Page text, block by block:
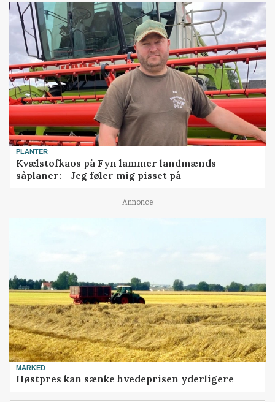
PLANTER
Kvælstofkaos på Fyn lammer landmænds
såplaner: - Jeg føler mig pisset på
Annonce
MARKED
Høstpres kan sænke hvedeprisen yderligere